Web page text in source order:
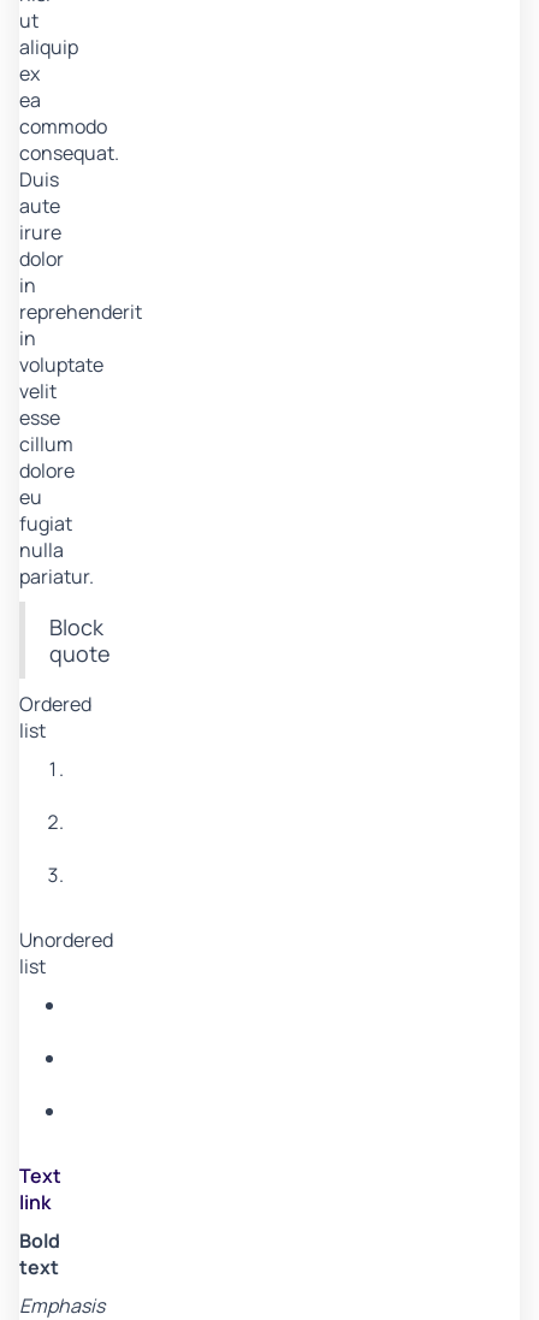
ut
aliquip
ex
ea
commodo
consequat.
Duis
aute
irure
dolor
in
reprehenderit
in
voluptate
velit
esse
cillum
dolore
eu
fugiat
nulla
pariatur.
Block
quote
Ordered
list
Unordered
list
Text
link
Bold
text
Emphasis